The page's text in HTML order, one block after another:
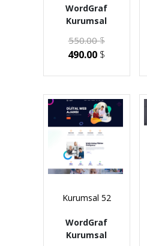
WordGraf
Kurumsal
550.00$
490.00 $
Kurumsal 52
WordGraf
Kurumsal